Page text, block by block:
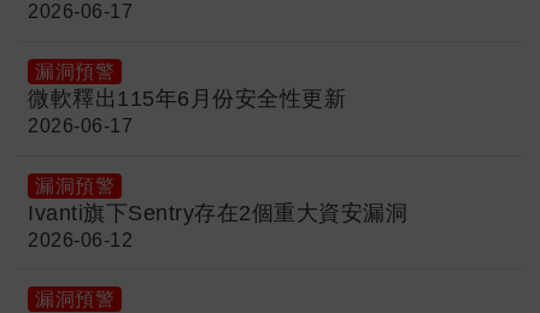
2026-06-17
漏洞預警
微軟釋出115年6月份安全性更新
2026-06-17
漏洞預警
Ivanti旗下Sentry存在2個重大資安漏洞
2026-06-12
漏洞預警